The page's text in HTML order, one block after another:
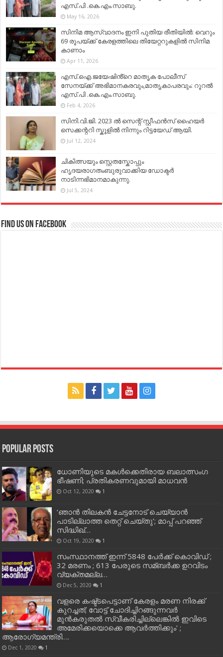
എസ്.പി .കെ.എം.സാബു.
May 16, 2026
സിനിമ ആസ്വാദനം ഇനി പുതിയ രീതിയിൽ: വെറും
69 രൂപയ്ക്ക് കേരളത്തിലെ തിയേറ്ററുകളിൽ സിനിമ
കാണാം
Apr 11, 2026
എസ്.ഐ.ജയേഷിൻ്റെ മാതൃക പോലീസ്
സേനയ്ക്ക് അഭിമാനകരവും,മാതൃകാപരവും: റൂറൽ
എസ്.പി .കെ.എം.സാബു.
Feb 4, 2026
സിനി.വി.ജി. 2023 ൽ സെന്റ് സ്റ്റീഫൻസ് ഹൈയർ
സെക്കന്ററി സ്കൂളിൽ നിന്നും റിട്ടയേഡ് ആയി.
Jul 12, 2024
ചികിത്സയും സ്റ്റെതസ്കോപ്പും
ഹൃദയരാഗതംബുരുവാക്കിയ ഡോക്ടർ
നാടിന്നഭിമാനമാകുന്നു.
Jul 5, 2024
Find us on Facebook
Popular Posts
ധോണിയുടെ മകള്‍ക്കെതിരായ ബലാത്സംഗ
ഭീഷണി; പ്രതികരണവുമായി മാധവന്‍
Oct 12, 2020 1
‘ഞാന്‍ തിലകന്‍ ചേട്ടനോട് ചെയ്യാന്‍
പാടില്ലാത്ത തെറ്റ് ചെയ്തു’; മാപ്പ് പറഞ്ഞ്
സിദ്ധിഖ്…
Oct 19, 2020 1
സംസ്ഥാനത്ത് ഇന്ന് 5848 പേര്‍ക്ക് കൊവി‌ഡ് ;
32 മരണം ; 613 പേരുടെ സമ്ബര്‍ക്ക ഉറവിടം
വ്യക്തമല്ല…
Dec 5, 2020 1
വളരെ കഷ്ട്ടപെട്ടാണ് കേരളം മരണ നിരക്ക്
കുറച്ചത്; വോട്ട് ചോദിച്ചിറങ്ങുന്നവർ
മുൻകരുതൽ സ്വീകരിച്ചില്ലെങ്കിൽ ഇവിടെ
അമേരിക്കയൊക്കെ ആവർത്തിക്കും’ ;
ആരോഗ്യമന്ത്രി….
Dec 1, 2020 1